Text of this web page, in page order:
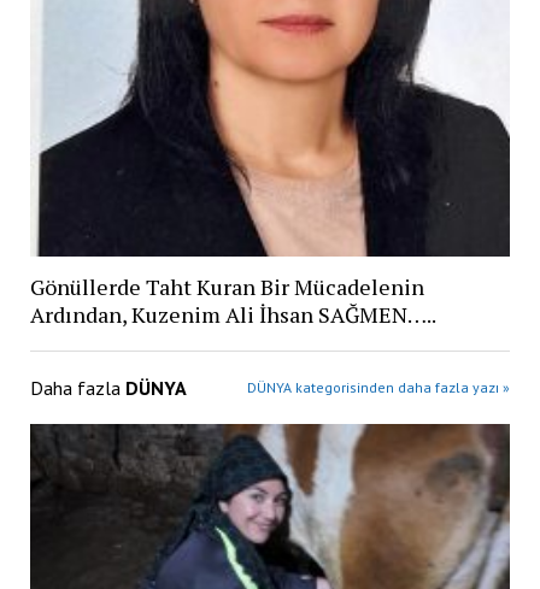
Gönüllerde Taht Kuran Bir Mücadelenin
Ardından, Kuzenim Ali İhsan SAĞMEN…..
Daha fazla DÜNYA DÜNYA kategorisinden daha fazla yazı »